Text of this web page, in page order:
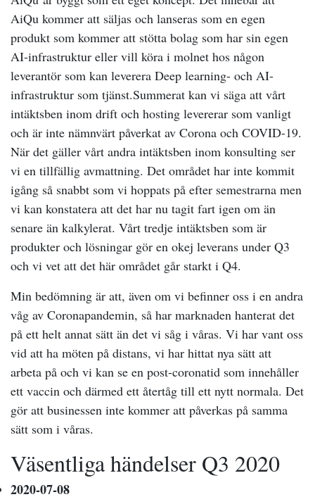
AiQu kommer att säljas och lanseras som en egen
produkt som kommer att stötta bolag som har sin egen
AI-infrastruktur eller vill köra i molnet hos någon
leverantör som kan leverera Deep learning- och AI-
infrastruktur som tjänst.Summerat kan vi säga att vårt
intäktsben inom drift och hosting levererar som vanligt
och är inte nämnvärt påverkat av Corona och COVID-19.
När det gäller vårt andra intäktsben inom konsulting ser
vi en tillfällig avmattning. Det området har inte kommit
igång så snabbt som vi hoppats på efter semestrarna men
vi kan konstatera att det har nu tagit fart igen om än
senare än kalkylerat. Vårt tredje intäktsben som är
produkter och lösningar gör en okej leverans under Q3
och vi vet att det här området går starkt i Q4.
Min bedömning är att, även om vi befinner oss i en andra
våg av Coronapandemin, så har marknaden hanterat det
på ett helt annat sätt än det vi såg i våras. Vi har vant oss
vid att ha möten på distans, vi har hittat nya sätt att
arbeta på och vi kan se en post-coronatid som innehåller
ett vaccin och därmed ett återtåg till ett nytt normala. Det
gör att businessen inte kommer att påverkas på samma
sätt som i våras.
Väsentliga händelser Q3 2020
2020-07-08